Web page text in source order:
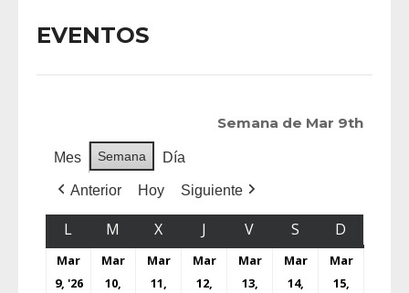
EVENTOS
Semana de Mar 9th
Mes Semana Día
Anterior Hoy Siguiente
L M X J V S D
Mar
9, '26
Mar
10,
Mar
11,
Mar
12,
Mar
13,
Mar
14,
Mar
15,